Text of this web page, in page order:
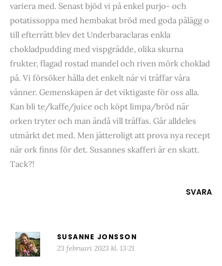
variera med. Senast bjöd vi på enkel purjo- och
potatissoppa med hembakat bröd med goda pålägg o
till efterrätt blev det Underbaraclaras enkla
chokladpudding med vispgrädde, olika skurna
frukter, flagad rostad mandel och riven mörk choklad
på. Vi försöker hålla det enkelt när vi träffar våra
vänner. Gemenskapen är det viktigaste för oss alla.
Kan bli te/kaffe/juice och köpt limpa/bröd när
orken tryter och man ändå vill träffas. Går alldeles
utmärkt det med. Men jätteroligt att prova nya recept
när ork finns för det. Susannes skafferi är en skatt.
Tack?!
SVARA
SUSANNE JONSSON
23 februari 2023 kl. 13:21